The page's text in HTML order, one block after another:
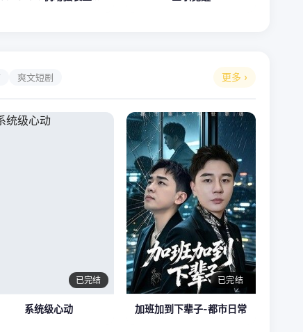
爽文短剧 更多 ›
已完结
系统级心动
已完结
加班加到下辈子-都市日常